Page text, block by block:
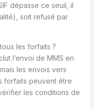
dépasse ce seuil, il
soit refusé par
les forfaits ?
l’envoi de MMS en
les envois vers
forfaits peuvent être
les conditions de